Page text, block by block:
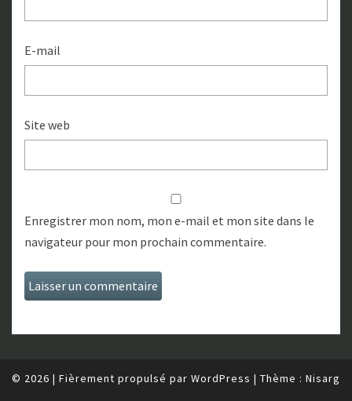
E-mail
Site web
Enregistrer mon nom, mon e-mail et mon site dans le
navigateur pour mon prochain commentaire.
© 2026 | Fièrement propulsé par WordPress | Thème : Nisarg